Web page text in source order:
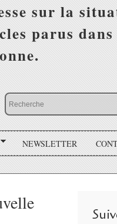
sur la
parus dans
NEWSLETTER